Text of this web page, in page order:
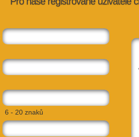
Také by tě mohlo
6 - 20 znaků